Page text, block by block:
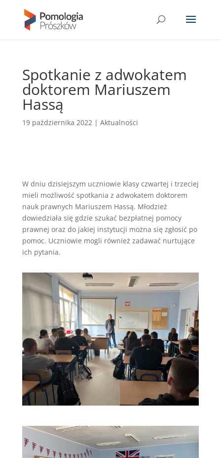
Spotkanie z adwokatem
doktorem Mariuszem
Hassą
19 października 2022| Aktualności
W dniu dzisiejszym uczniowie klasy czwartej i trzeciej
mieli możliwość spotkania z adwokatem doktorem
nauk prawnych Mariuszem Hassą. Młodzież
dowiedziała się gdzie szukać bezpłatnej pomocy
prawnej oraz do jakiej instytucji można się zgłosić po
pomoc. Uczniowie mogli również zadawać nurtujące
ich pytania.